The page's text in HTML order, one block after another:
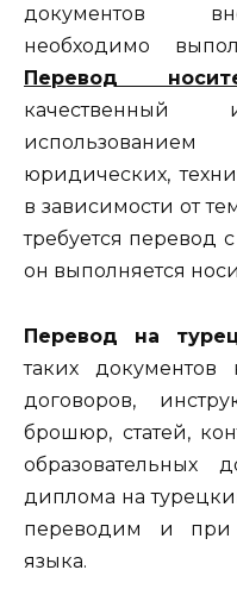
документов
необходимо
Перевод
юридических,
в зависимости от
требуется перевод
он выполняется
Перевод на
таких документов
договоров,
брошюр, статей,
образовательных
диплома на
переводим и при
языка.